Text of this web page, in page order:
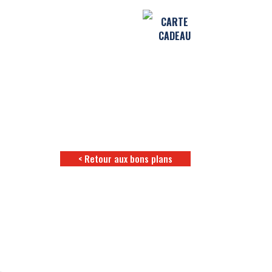
CARTE
CADEAU
< Retour aux bons plans